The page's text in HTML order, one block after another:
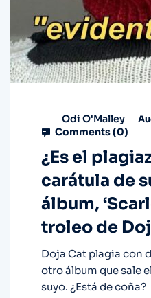
Odi O'Malley
Comments (0)
¿Es el
carátula de
álbum,
troleo de
Doja Cat plagia con
otro álbum que sale
suyo. ¿Está de coña?